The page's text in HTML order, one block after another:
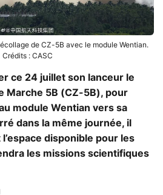
de CZ-5B avec le module Wentian.
Crédits : CASC
ce 24 juillet son lanceur le
Marche 5B (CZ-5B), pour
module Wentian vers sa
dans la même journée, il
disponible pour les
les missions scientifiques